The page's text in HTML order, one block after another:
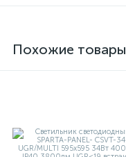
Похожие товары